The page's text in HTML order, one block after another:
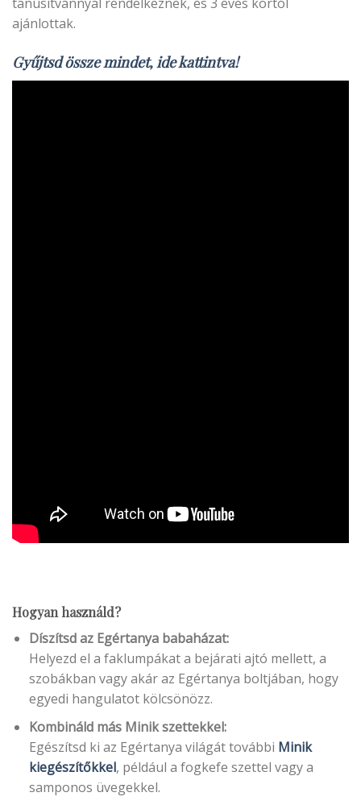
ajánlottak.
Gyűjtsd össze mindet, ide kattintva!
Hogyan használd?
Díszítsd az Egértanya babaházat:
Helyezd el a faklumpákat a bejárati ajtó mellett, a
szobákban vagy akár az Egértanya boltjában, hogy
egyedi hangulatot kölcsönözz.
Kombináld más Minik szettekkel:
Egészítsd ki az Egértanya világát további Minik
kiegészítőkkel, például a fogkefe szettel vagy a
samponos üvegekkel.